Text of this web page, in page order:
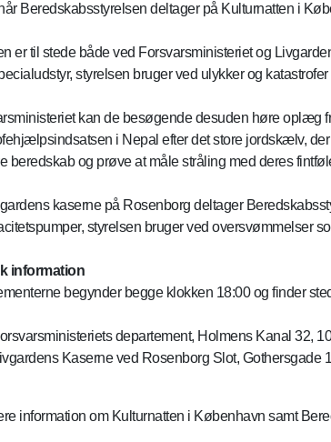
Beredskabsstyrelsen deltager på Kulturnatten i
er til stede både ved Forsvarsministeriet og
styrelsen bruger ved ulykker og
kan de besøgende desuden høre
i Nepal efter det store jordskælv,
beredskab og prøve at måle stråling med deres
kaserne på Rosenborg deltager
styrelsen bruger ved oversvømmelser
information
begynder begge klokken 18:00 og finder
departement, Holmens Kanal 32,
Kaserne ved Rosenborg Slot, Gothersgade
information om Kulturnatten i København samt